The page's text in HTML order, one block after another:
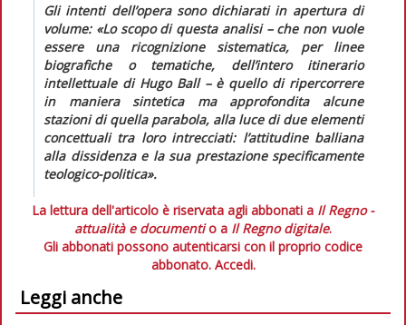
Gli intenti dell’opera sono dichiarati in apertura di
volume: «Lo scopo di questa analisi – che non vuole
essere una ricognizione sistematica, per linee
biografiche o tematiche, dell’intero itinerario
intellettuale di Hugo Ball – è quello di ripercorrere
in maniera sintetica ma approfondita alcune
stazioni di quella parabola, alla luce di due elementi
concettuali tra loro intrecciati: l’attitudine balliana
alla dissidenza e la sua prestazione specificamente
teologico-politica».
La lettura dell'articolo è riservata agli abbonati a Il Regno -
attualità e documentio a Il Regno digitale.
Gli abbonati possono autenticarsi con il proprio codice
abbonato. Accedi.
Leggi anche